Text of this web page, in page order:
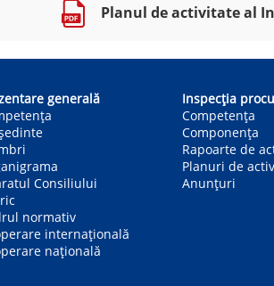
Planul de activitate al
generală
Consiliului
normativ
internațională
națională
Inspecția
Competenţa
Componența
Rapoarte de
Planuri de
Anunțuri